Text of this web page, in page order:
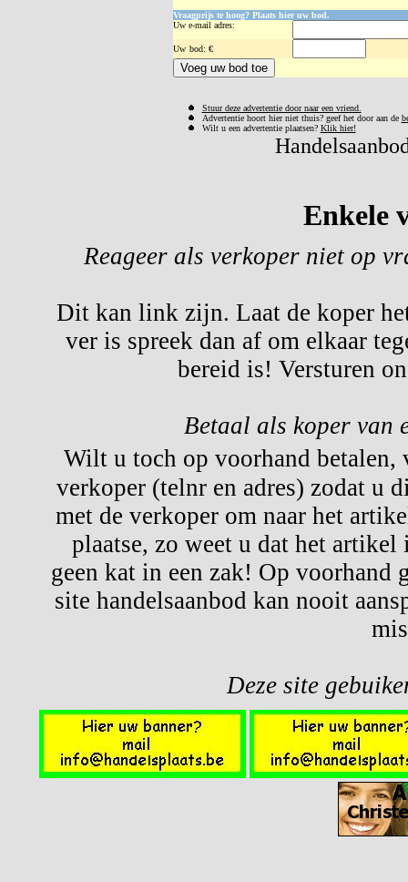
Vraagprijs te hoog? Plaats hier uw bod.
Uw e-mail adres:
Uw bod: €
Stuur deze advertentie door naar een vriend.
Advertentie hoort hier niet thuis? geef het door aan de
Wilt u een advertentie plaatsen? Klik hier!
Enkele
Reageer als verkoper niet op
Dit kan link zijn. Laat de koper
ver is spreek dan af om elkaar
bereid is! Versturen
Betaal als koper van
Wilt u toch op voorhand
verkoper (telnr en adres) zodat u
met de verkoper om naar het
plaatse, zo weet u dat het artikel
geen kat in een zak! Op
site handelsaanbod kan nooit
Deze site